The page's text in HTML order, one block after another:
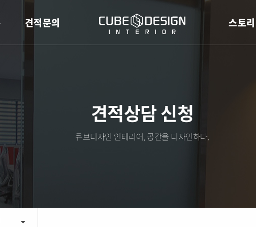
견적문의 스토리
견적상담 신청
큐브디자인 인테리어, 공간을 디자인하다.